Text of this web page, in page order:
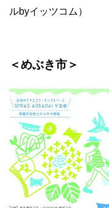
ルbyイッツコム）
＜めぶき市＞